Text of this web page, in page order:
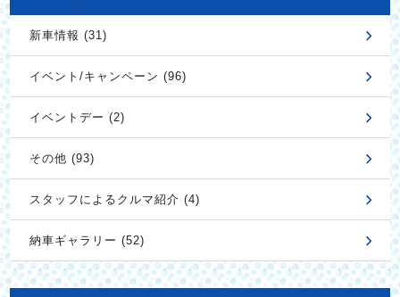
新車情報 (31)
イベント/キャンペーン (96)
イベントデー (2)
その他 (93)
スタッフによるクルマ紹介 (4)
納車ギャラリー (52)